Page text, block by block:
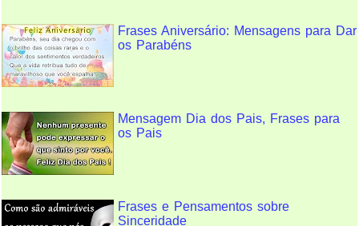
Frases Aniversário: Mensagens para Dar
os Parabéns
Mensagem Dia dos Pais, Frases para
os Pais
Frases e Pensamentos sobre
Sinceridade